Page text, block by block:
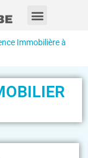
Immobilière à